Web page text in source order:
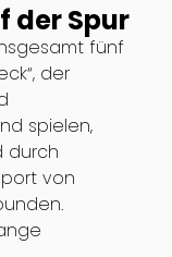
der Spur
fünf
der
spielen,
durch
von